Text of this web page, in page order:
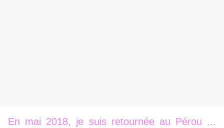
En mai 2018, je suis retournée au Pérou ...